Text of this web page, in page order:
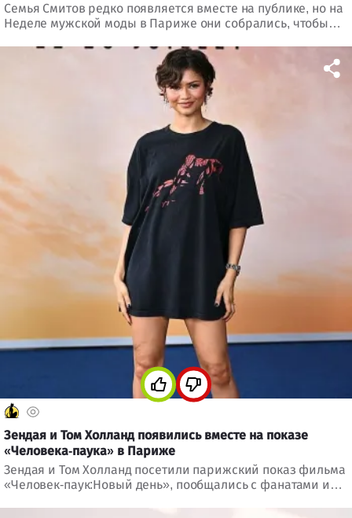
Семья Смитов редко появляется вместе на публике, но на
Неделе мужской моды в Париже они собрались, чтобы
креативным директором мужской линии Christian
Зендая и Том Холланд появились вместе на показе
«Человека-паука» в Париже
Зендая и Том Холланд посетили парижский показ фильма
«Человек-паук:Новый день», пообщались с фанатами и